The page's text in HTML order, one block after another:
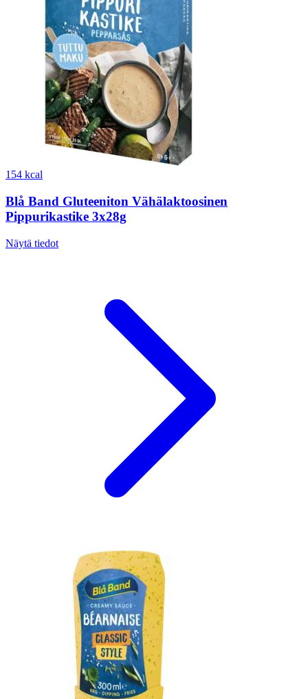
154 kcal
Blå Band Gluteeniton Vähälaktoosinen
Pippurikastike 3x28g
Näytä tiedot